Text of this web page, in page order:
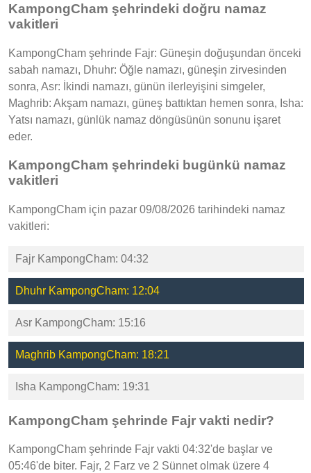
KampongCham şehrindeki doğru namaz
vakitleri
KampongCham şehrinde Fajr: Güneşin doğuşundan önceki
sabah namazı, Dhuhr: Öğle namazı, güneşin zirvesinden
sonra, Asr: İkindi namazı, günün ilerleyişini simgeler,
Maghrib: Akşam namazı, güneş battıktan hemen sonra, Isha:
Yatsı namazı, günlük namaz döngüsünün sonunu işaret
eder.
KampongCham şehrindeki bugünkü namaz
vakitleri
KampongCham için pazar 09/08/2026 tarihindeki namaz
vakitleri:
Fajr KampongCham: 04:32
Dhuhr KampongCham: 12:04
Asr KampongCham: 15:16
Maghrib KampongCham: 18:21
Isha KampongCham: 19:31
KampongCham şehrinde Fajr vakti nedir?
KampongCham şehrinde Fajr vakti 04:32'de başlar ve
05:46'de biter. Fajr, 2 Farz ve 2 Sünnet olmak üzere 4